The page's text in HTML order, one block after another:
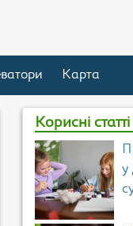
Карта
Корисні статті
у